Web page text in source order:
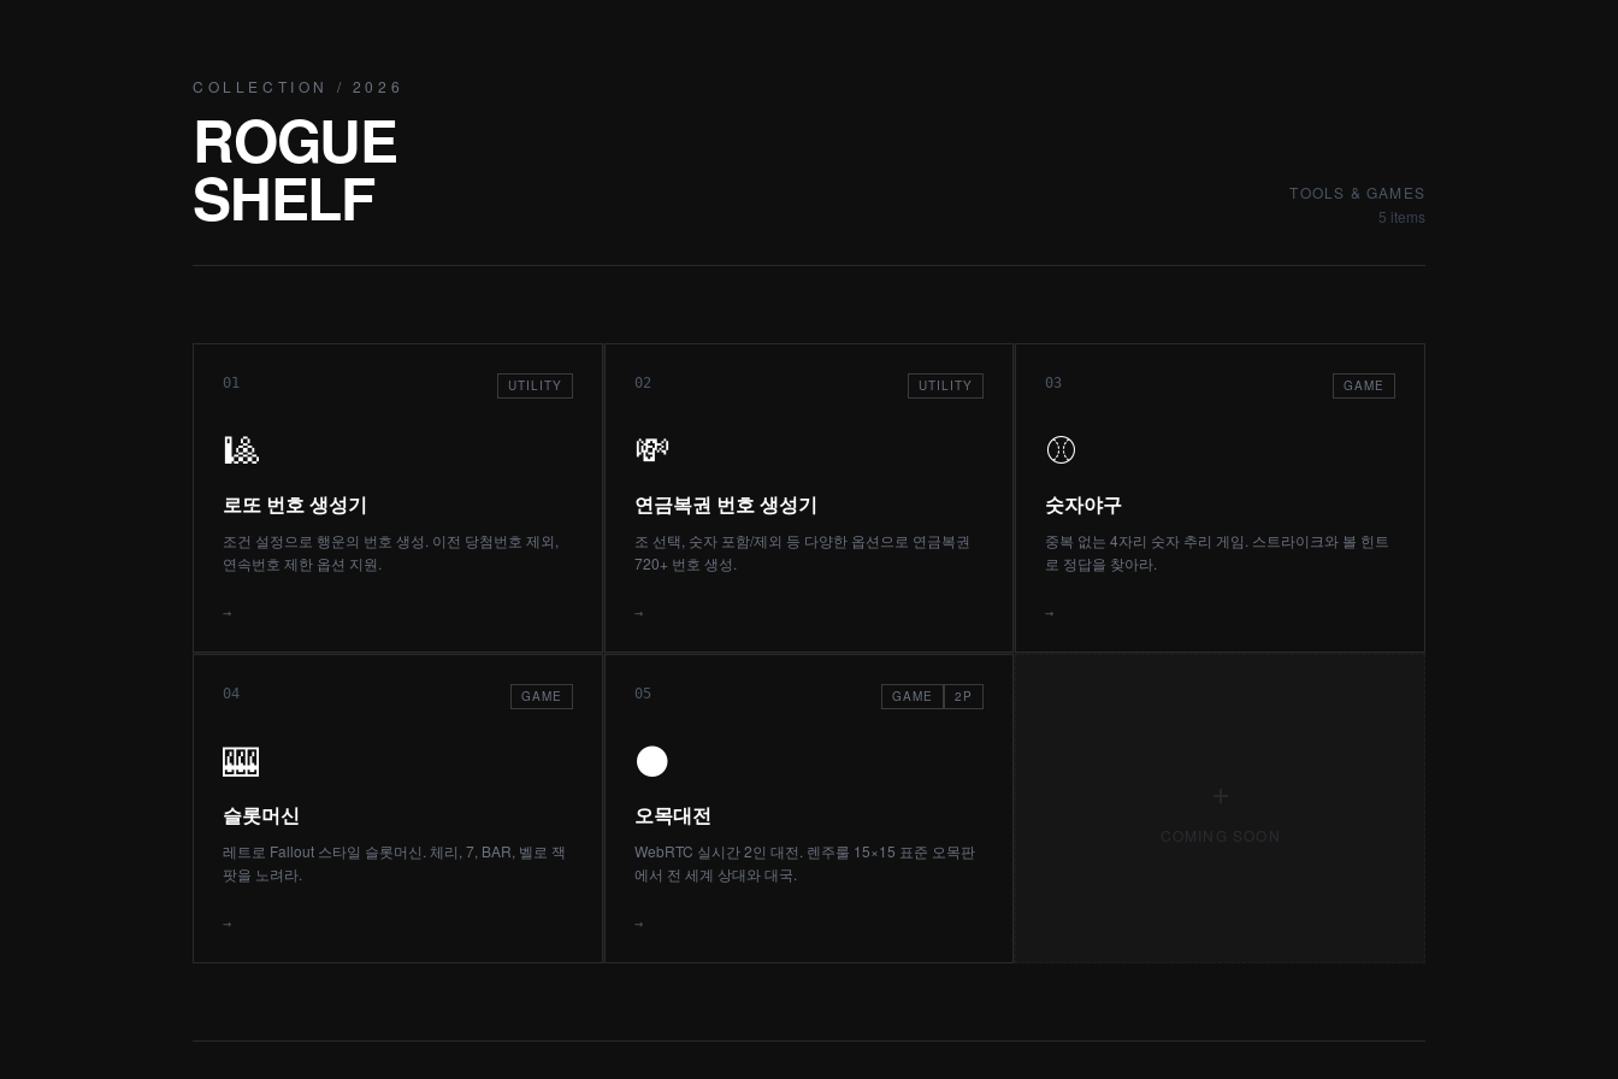
COLLECTION / 2026
ROGUE
SHELF
TOOLS & GAMES
5 items
01 UTILITY
🎱
로또 번호 생성기
조건 설정으로 행운의 번호 생성. 이전 당첨번호 제외,
연속번호 제한 옵션 지원.
→
02 UTILITY
💸
연금복권 번호 생성기
조 선택, 숫자 포함/제외 등 다양한 옵션으로 연금복권
720+ 번호 생성.
→
03 GAME
⚾
숫자야구
중복 없는 4자리 숫자 추리 게임. 스트라이크와 볼 힌트
로 정답을 찾아라.
→
04 GAME
🎰
슬롯머신
레트로 Fallout 스타일 슬롯머신. 체리, 7, BAR, 벨로 잭
팟을 노려라.
→
05 GAME 2P
⚫
오목대전
WebRTC 실시간 2인 대전. 렌주룰 15×15 표준 오목판
에서 전 세계 상대와 대국.
→
＋
COMING SOON